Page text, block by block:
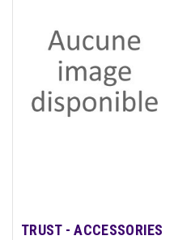
TRUST - ACCESSORIES